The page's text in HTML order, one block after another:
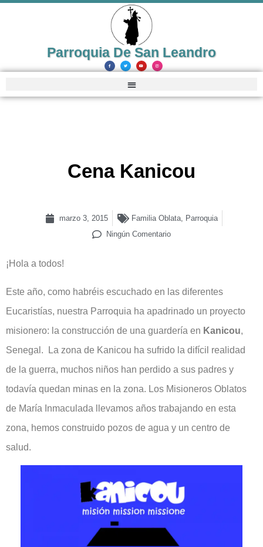
Parroquia De San Leandro
Cena Kanicou
marzo 3, 2015 Familia Oblata, Parroquia
Ningún Comentario
¡Hola a todos!
Este año, como habréis escuchado en las diferentes
Eucaristías, nuestra Parroquia ha apadrinado un proyecto
misionero: la construcción de una guardería en Kanicou,
Senegal. La zona de Kanicou ha sufrido la difícil realidad
de la guerra, muchos niños han perdido a sus padres y
todavía quedan minas en la zona. Los Misioneros Oblatos
de María Inmaculada llevamos años trabajando en esta
zona, hemos construido pozos de agua y un centro de
salud.